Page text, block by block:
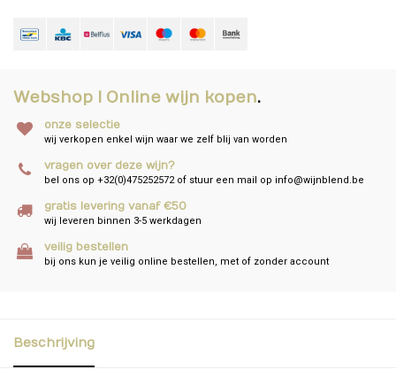
Webshop I Online wijn kopen.
onze selectie
wij verkopen enkel wijn waar we zelf blij van worden
vragen over deze wijn?
bel ons op +32(0)475252572 of stuur een mail op info@wijnblend.be
gratis levering vanaf €50
wij leveren binnen 3-5 werkdagen
veilig bestellen
bij ons kun je veilig online bestellen, met of zonder account
Beschrijving